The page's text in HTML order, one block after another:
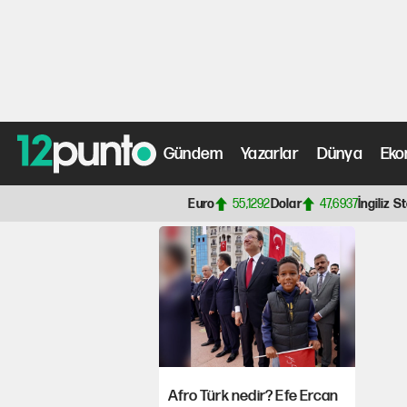
Gündem Yazarlar Dünya
Euro 55,1292Dolar 47,6937İngiliz
Anasayfa> Afro Türk Haberleri, Son Dakika
Afro-Türk Efe
yanıt verdi: İşte o
Afro Türk nedir? Efe Ercan